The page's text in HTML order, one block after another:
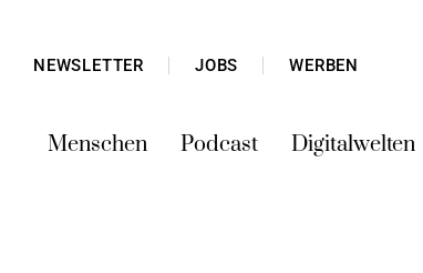
NEWSLETTER JOBS WERBEN
Menschen Podcast Digitalwelten